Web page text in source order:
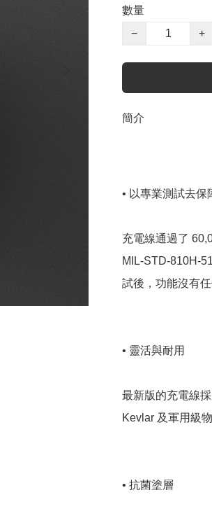
數量
−
+
簡介
• 以專業測試去保
充電線通過了
MIL-STD-810H-
試後，功能沒有
• 靈活與耐用
最新版的充電線
Kevlar 及軍用級
• 抗菌塗層